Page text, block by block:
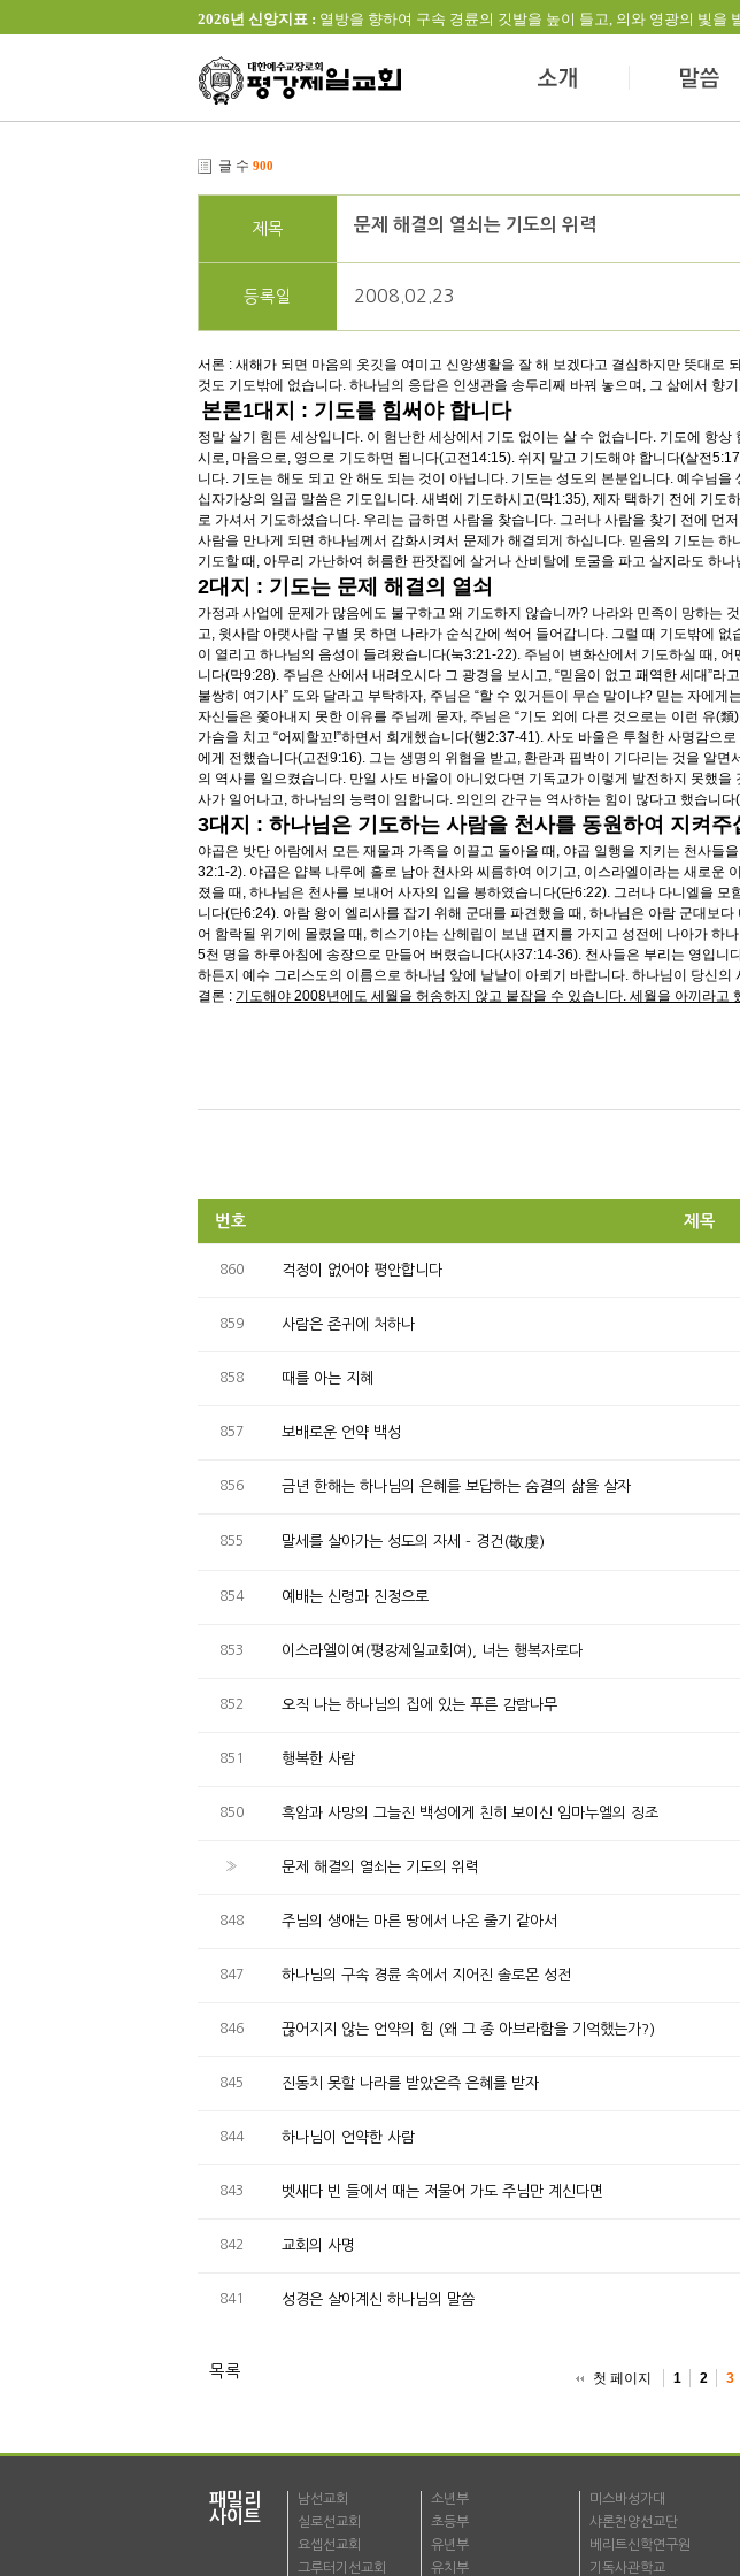
2026년 신앙지표 : 열방을 향하여 구속 경륜의 깃발을 높이 들고, 의와 영광의 빛을
글 수 900
제목 문제 해결의 열쇠는 기도의 위력
등록일 2008.02.23
서론 : 새해가 되면 마음의 옷깃을 여미고 신앙생활을 잘 해 보겠다고 결심하지만 뜻대로
것도 기도밖에 없습니다. 하나님의 응답은 인생관을 송두리째 바꿔 놓으며, 그 삶에서 향
본론1대지 : 기도를 힘써야 합니다
정말 살기 힘든 세상입니다. 이 험난한 세상에서 기도 없이는 살 수 없습니다. 기도에 항
시로, 마음으로, 영으로 기도하면 됩니다(고전14:15). 쉬지 말고 기도해야 합니다(살전
니다. 기도는 해도 되고 안 해도 되는 것이 아닙니다. 기도는 성도의 본분입니다. 예수님
십자가상의 일곱 말씀은 기도입니다. 새벽에 기도하시고(막1:35), 제자 택하기 전에 기
로 가셔서 기도하셨습니다. 우리는 급하면 사람을 찾습니다. 그러나 사람을 찾기 전에
사람을 만나게 되면 하나님께서 감화시켜서 문제가 해결되게 하십니다. 믿음의 기도는
기도할 때, 아무리 가난하여 허름한 판잣집에 살거나 산비탈에 토굴을 파고 살지라도 하
2대지 : 기도는 문제 해결의 열쇠
가정과 사업에 문제가 많음에도 불구하고 왜 기도하지 않습니까? 나라와 민족이 망하는
고, 윗사람 아랫사람 구별 못 하면 나라가 순식간에 썩어 들어갑니다. 그럴 때 기도밖에
이 열리고 하나님의 음성이 들려왔습니다(눅3:21-22). 주님이 변화산에서 기도하실 때,
니다(막9:28). 주님은 산에서 내려오시다 그 광경을 보시고, “믿음이 없고 패역한 세대”
불쌍히 여기사” 도와 달라고 부탁하자, 주님은 “할 수 있거든이 무슨 말이냐? 믿는 자에
자신들은 쫓아내지 못한 이유를 주님께 묻자, 주님은 “기도 외에 다른 것으로는 이런 유(
가슴을 치고 “어찌할꼬!”하면서 회개했습니다(행2:37-41). 사도 바울은 투철한 사명감으
에게 전했습니다(고전9:16). 그는 생명의 위협을 받고, 환란과 핍박이 기다리는 것을 알
의 역사를 일으켰습니다. 만일 사도 바울이 아니었다면 기독교가 이렇게 발전하지 못했
사가 일어나고, 하나님의 능력이 임합니다. 의인의 간구는 역사하는 힘이 많다고 했습니다
3대지 : 하나님은 기도하는 사람을 천사를 동원하여 지켜주
야곱은 밧단 아람에서 모든 재물과 가족을 이끌고 돌아올 때, 야곱 일행을 지키는 천사들
32:1-2). 야곱은 얍복 나루에 홀로 남아 천사와 씨름하여 이기고, 이스라엘이라는 새로
졌을 때, 하나님은 천사를 보내어 사자의 입을 봉하였습니다(단6:22). 그러나 다니엘을
니다(단6:24). 아람 왕이 엘리사를 잡기 위해 군대를 파견했을 때, 하나님은 아람 군대보
어 함락될 위기에 몰렸을 때, 히스기야는 산헤립이 보낸 편지를 가지고 성전에 나아가
5천 명을 하루아침에 송장으로 만들어 버렸습니다(사37:14-36). 천사들은 부리는 영입
하든지 예수 그리스도의 이름으로 하나님 앞에 낱낱이 아뢰기 바랍니다. 하나님이 당신
결론 : 기도해야 2008년에도 세월을 허송하지 않고 붙잡을 수 있습니다. 세월을 아끼라
번호 제목
860 걱정이 없어야 평안합니다
859 사람은 존귀에 처하나
858 때를 아는 지혜
857 보배로운 언약 백성
856 금년 한해는 하나님의 은혜를 보답하는 숨결의 삶을 살자
855 말세를 살아가는 성도의 자세 - 경건(敬虔)
854 예배는 신령과 진정으로
853 이스라엘이여(평강제일교회여), 너는 행복자로다
852 오직 나는 하나님의 집에 있는 푸른 감람나무
851 행복한 사람
850 흑암과 사망의 그늘진 백성에게 친히 보이신 임마누엘의 징조
» 문제 해결의 열쇠는 기도의 위력
848 주님의 생애는 마른 땅에서 나온 줄기 같아서
847 하나님의 구속 경륜 속에서 지어진 솔로몬 성전
846 끊어지지 않는 언약의 힘 (왜 그 종 아브라함을 기억했는가?)
845 진동치 못할 나라를 받았은즉 은혜를 받자
844 하나님이 언약한 사람
843 벳새다 빈 들에서 때는 저물어 가도 주님만 계신다면
842 교회의 사명
841 성경은 살아계신 하나님의 말씀
목록 첫 페이지 1 2 3
패밀리
사이트
남선교회
실로선교회
요셉선교회
그루터기선교회
소년부
초등부
유년부
유치부
미스바성가대
샤론찬양선교단
베리트신학연구원
기독사관학교